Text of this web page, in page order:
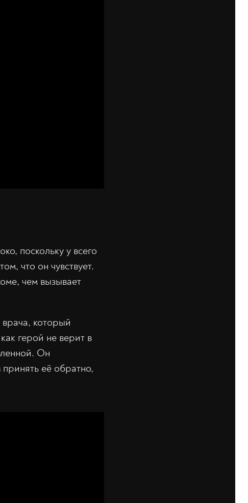
поскольку у всего
что он чувствует.
чем вызывает
который
герой не верит в
Он
её обратно,